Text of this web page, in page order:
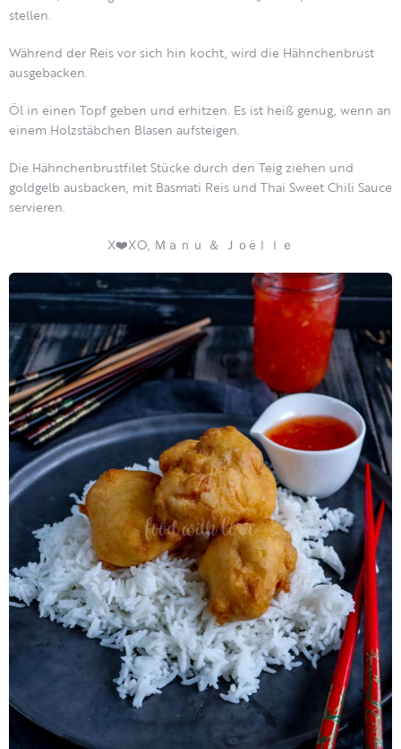
stellen.
Während der Reis vor sich hin kocht, wird die Hähnchenbrust
ausgebacken.
Öl in einen Topf geben und erhitzen. Es ist heiß genug, wenn an
einem Holzstäbchen Blasen aufsteigen.
Die Hähnchenbrustfilet Stücke durch den Teig ziehen und
goldgelb ausbacken, mit Basmati Reis und Thai Sweet Chili Sauce
servieren.
X❤️XO, Ｍａｎｕ ＆ Ｊｏëｌｌｅ